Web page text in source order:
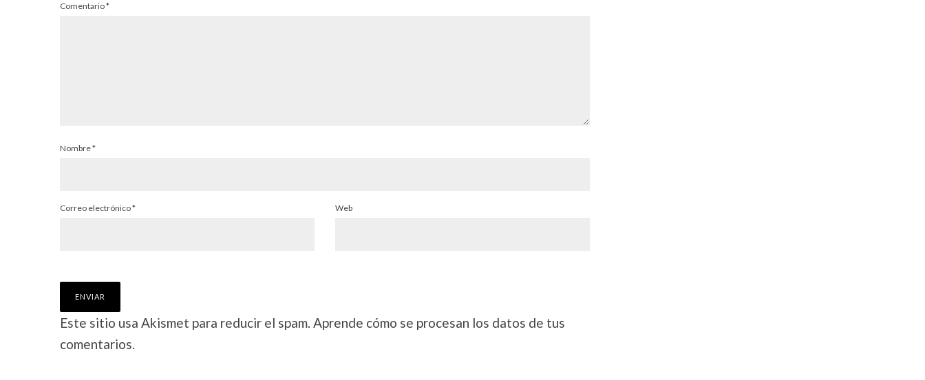
Comentario*
Nombre*
Correo electrónico* Web
Este sitio usa Akismet para reducir el spam. Aprende cómo se procesan los datos de tus
comentarios.